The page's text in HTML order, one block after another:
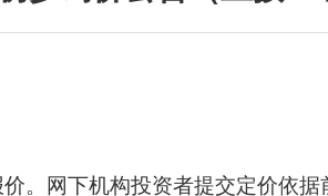
网下机构投资者提交定价依据